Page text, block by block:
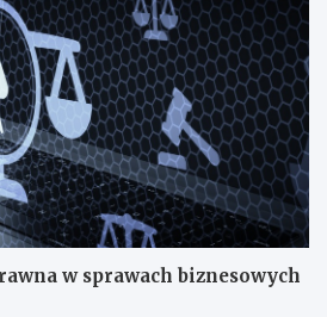
w sprawach biznesowych